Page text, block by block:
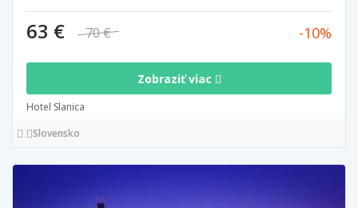
63 € 70 € 10
Zobraziť viac
Hotel Slanica
Slovensko